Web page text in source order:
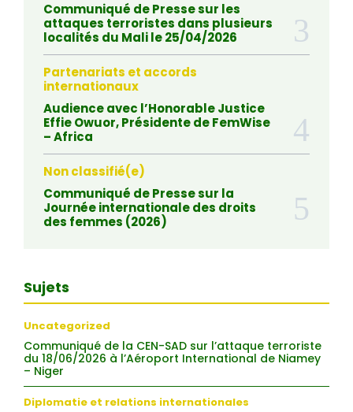
Communiqué de Presse sur les
attaques terroristes dans plusieurs
localités du Mali le 25/04/2026
Partenariats et accords
internationaux
Audience avec l’Honorable Justice
Effie Owuor, Présidente de FemWise
– Africa
Non classifié(e)
Communiqué de Presse sur la
Journée internationale des droits
des femmes (2026)
Sujets
Uncategorized
Communiqué de la CEN-SAD sur l’attaque terroriste
du 18/06/2026 à l’Aéroport International de Niamey
– Niger
Diplomatie et relations internationales